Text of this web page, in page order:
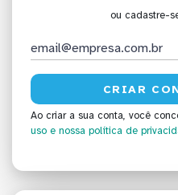
ou cadastre-
Ao criar a sua conta, você
uso e nossa política de